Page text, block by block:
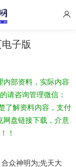
子版
内部资料，实际内容
请咨询管理微信：
了解资料内容，支付
网盘链接下载，介意
！
众神明为;先天大